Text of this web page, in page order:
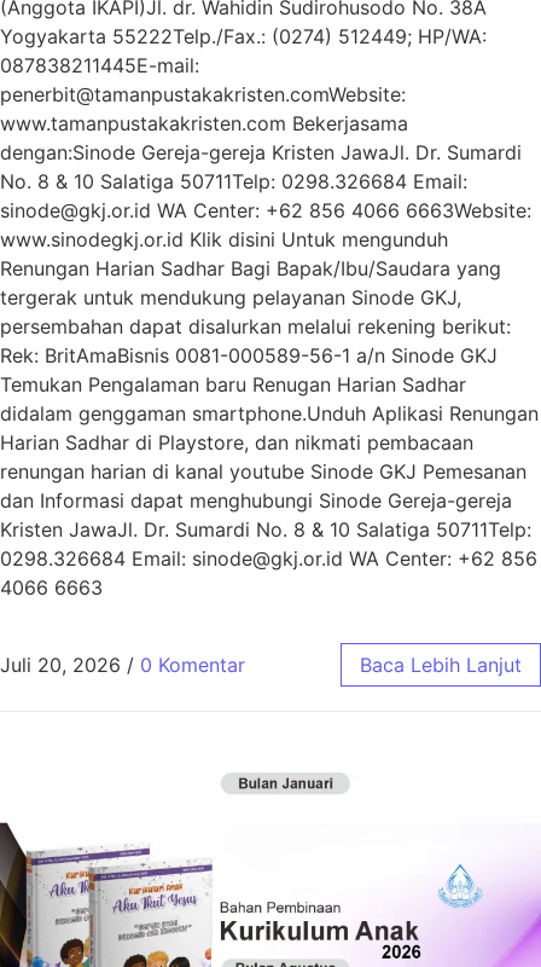
(Anggota IKAPI)Jl. dr. Wahidin Sudirohusodo No. 38A
Yogyakarta 55222Telp./Fax.: (0274) 512449; HP/WA:
087838211445E-mail:
penerbit@tamanpustakakristen.comWebsite:
www.tamanpustakakristen.com Bekerjasama
dengan:Sinode Gereja-gereja Kristen JawaJl. Dr. Sumardi
No. 8 & 10 Salatiga 50711Telp: 0298.326684 Email:
sinode@gkj.or.id WA Center: +62 856 4066 6663Website:
www.sinodegkj.or.id Klik disini Untuk mengunduh
Renungan Harian Sadhar Bagi Bapak/Ibu/Saudara yang
tergerak untuk mendukung pelayanan Sinode GKJ,
persembahan dapat disalurkan melalui rekening berikut:
Rek: BritAmaBisnis 0081-000589-56-1 a/n Sinode GKJ
Temukan Pengalaman baru Renugan Harian Sadhar
didalam genggaman smartphone.Unduh Aplikasi Renungan
Harian Sadhar di Playstore, dan nikmati pembacaan
renungan harian di kanal youtube Sinode GKJ Pemesanan
dan Informasi dapat menghubungi Sinode Gereja-gereja
Kristen JawaJl. Dr. Sumardi No. 8 & 10 Salatiga 50711Telp:
0298.326684 Email: sinode@gkj.or.id WA Center: +62 856
4066 6663
Juli 20, 2026 / 0 Komentar Baca Lebih Lanjut